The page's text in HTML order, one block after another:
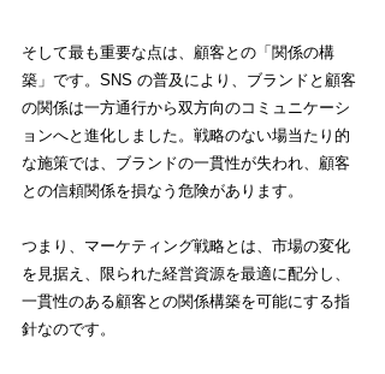
そして最も重要な点は、顧客との「関係の構
築」です。SNS の普及により、ブランドと顧客
の関係は一方通行から双方向のコミュニケーシ
ョンへと進化しました。戦略のない場当たり的
な施策では、ブランドの一貫性が失われ、顧客
との信頼関係を損なう危険があります。
つまり、マーケティング戦略とは、市場の変化
を見据え、限られた経営資源を最適に配分し、
一貫性のある顧客との関係構築を可能にする指
針なのです。